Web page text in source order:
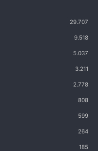
29.707
9.518
5.037
3.211
2.778
808
599
264
185